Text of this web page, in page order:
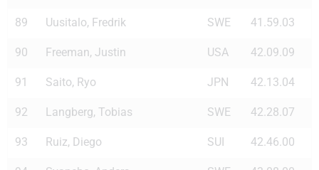
89 Uusitalo, Fredrik SWE 41.59.03
90 Freeman, Justin USA 42.09.09
91 Saito, Ryo JPN 42.13.04
92 Langberg, Tobias SWE 42.28.07
93 Ruiz, Diego SUI 42.46.00